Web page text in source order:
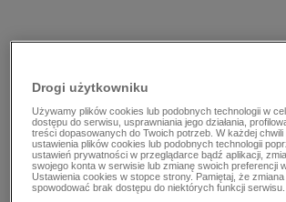
Drogi użytkowniku
Używamy plików cookies lub podobnych technologii w
dostępu do serwisu, usprawniania jego działania,
treści dopasowanych do Twoich potrzeb. W każdej
ustawienia plików cookies lub podobnych technologii
ustawień prywatności w przeglądarce bądź aplikacji,
swojego konta w serwisie lub zmianę swoich preferencji
Ustawienia cookies w stopce strony. Pamiętaj, że
spowodować brak dostępu do niektórych funkcji serwisu.